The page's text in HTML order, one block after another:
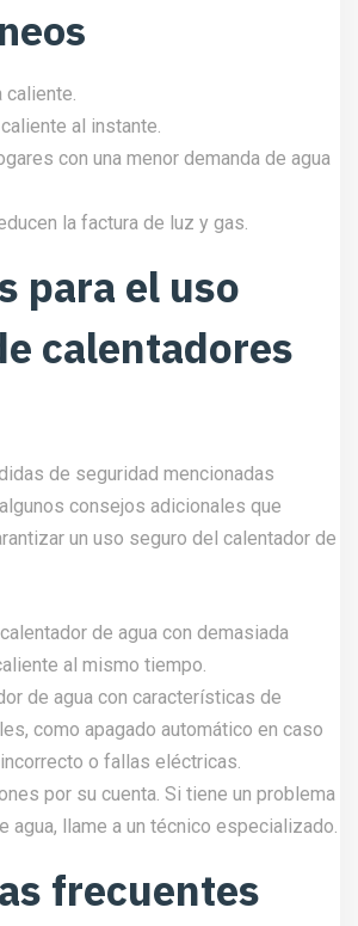
caliente.
al instante.
con una menor demanda de agua
la factura de luz y gas.
para el uso
calentadores
de seguridad mencionadas
consejos adicionales que
un uso seguro del calentador de
de agua con demasiada
al mismo tiempo.
de agua con características de
como apagado automático en caso
o fallas eléctricas.
por su cuenta. Si tiene un problema
agua, llame a un técnico especializado.
frecuentes